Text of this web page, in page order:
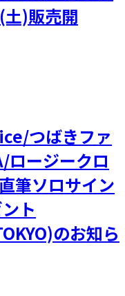
)販売開
つばきファ
ロージークロ
筆ソロサイン
ト
のお知ら